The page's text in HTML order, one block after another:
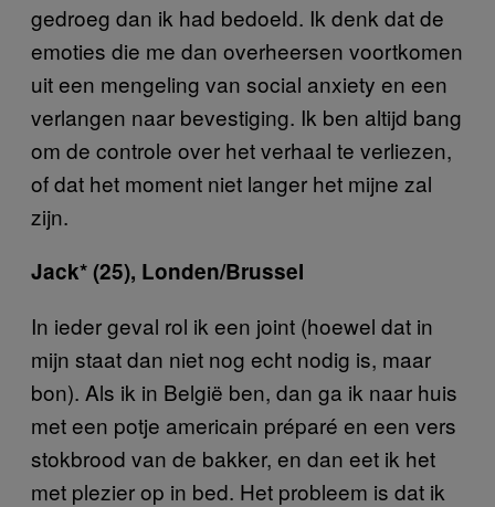
gedroeg dan ik had bedoeld. Ik denk dat de
emoties die me dan overheersen voortkomen
uit een mengeling van social anxiety en een
verlangen naar bevestiging. Ik ben altijd bang
om de controle over het verhaal te verliezen,
of dat het moment niet langer het mijne zal
zijn.
Jack* (25), Londen/Brussel
In ieder geval rol ik een joint (hoewel dat in
mijn staat dan niet nog echt nodig is, maar
bon). Als ik in België ben, dan ga ik naar huis
met een potje americain préparé en een vers
stokbrood van de bakker, en dan eet ik het
met plezier op in bed. Het probleem is dat ik